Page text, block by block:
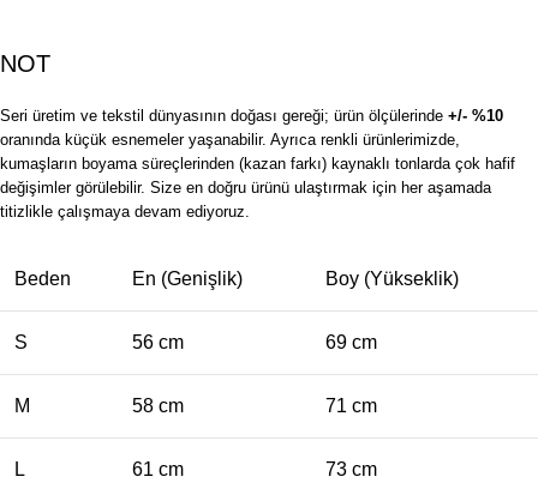
NOT
Seri üretim ve tekstil dünyasının doğası gereği; ürün ölçülerinde +/- %10
oranında küçük esnemeler yaşanabilir. Ayrıca renkli ürünlerimizde,
kumaşların boyama süreçlerinden (kazan farkı) kaynaklı tonlarda çok hafif
değişimler görülebilir. Size en doğru ürünü ulaştırmak için her aşamada
titizlikle çalışmaya devam ediyoruz.
Beden En (Genişlik) Boy (Yükseklik)
S 56 cm 69 cm
M 58 cm 71 cm
L 61 cm 73 cm